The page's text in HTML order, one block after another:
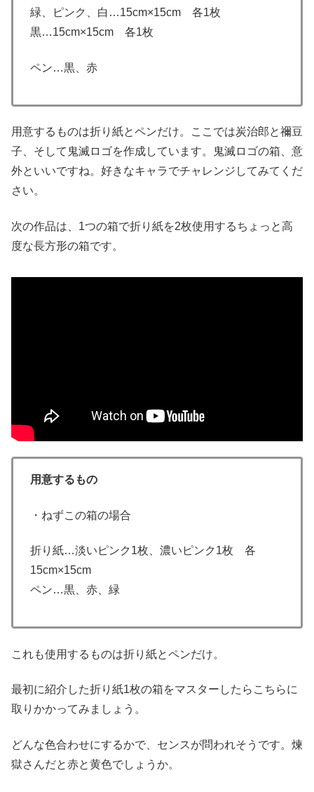
緑、ピンク、白…15cm×15cm 各1枚
黒…15cm×15cm 各1枚
ペン…黒、赤
用意するものは折り紙とペンだけ。ここでは炭治郎と禰豆
子、そして鬼滅ロゴを作成しています。鬼滅ロゴの箱、意
外といいですね。好きなキャラでチャレンジしてみてくだ
さい。
次の作品は、1つの箱で折り紙を2枚使用するちょっと高
度な長方形の箱です。
用意するもの
・ねずこの箱の場合
折り紙…淡いピンク1枚、濃いピンク1枚 各
15cm×15cm
ペン…黒、赤、緑
これも使用するものは折り紙とペンだけ。
最初に紹介した折り紙1枚の箱をマスターしたらこちらに
取りかかってみましょう。
どんな色合わせにするかで、センスが問われそうです。煉
獄さんだと赤と黄色でしょうか。